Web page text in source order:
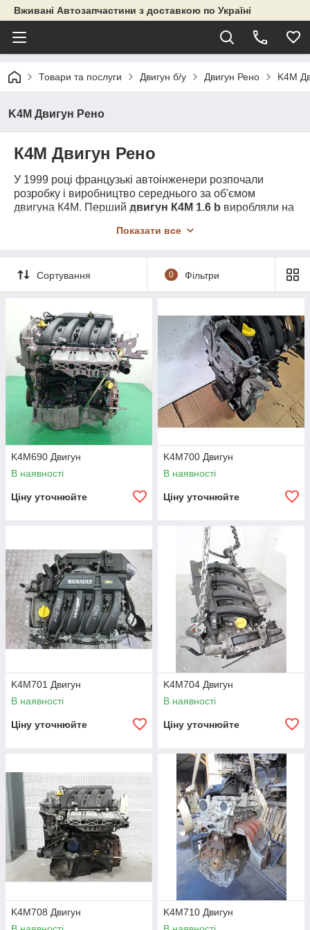
Вживані Автозапчастини з доставкою по Україні
Товари та послуги Двигун б/у Двигун Рено K4M
K4M Двигун Рено
К4М Двигун Рено
У 1999 році французькі автоінженери розпочали
розробку і виробництво середнього за об'ємом
двигуна К4М. Перший двигун К4М 1.6 b виробляли на
приєднався ще один завод даного концерну,
теперішній час.
був призначений для установки
на версії Рено зпереднім приводом, а також на інші
На автомобілі Рено:
Кліо (з 1999 по 2013)
Лагуна (з 1999 по 2010)
Сценік (з 1999 по 2016)
Меган (з 1999 по 2014)
Кенго (з 2001 по 2014)
Симбол (з 2002 по 2013)
Твінго (з 2008 по 2013)
Сандеро (з 2009 по 2014)
Логан (з 2009 по нині)
Логан I (з 2005 по 2013)
Сандеро (з 2010 по 202)
Дастер I (з 2010 по 2018)
Ніссан:
Алмера G15 (з 2012 по 2019)
Террано D10 (з 2014 по 2016)
Лада:
Ларгус фургон (з 2015 по 2017)
Показати все
Сортування 0 Фільтри
K4M690 Двигун
В наявності
Ціну уточнюйте
K4M700 Двигун
В наявності
Ціну уточнюйте
K4M701 Двигун
В наявності
Ціну уточнюйте
K4M704 Двигун
В наявності
Ціну уточнюйте
K4M708 Двигун
K4M710 Двигун